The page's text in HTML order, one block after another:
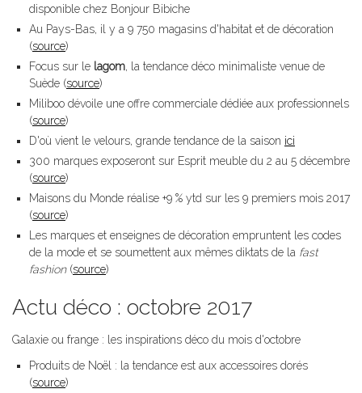
disponible chez Bonjour Bibiche
Au Pays-Bas, il y a 9 750 magasins d'habitat et de décoration
(source)
Focus sur le lagom, la tendance déco minimaliste venue de
Suède (source)
Miliboo dévoile une offre commerciale dédiée aux professionnels
(source)
D'où vient le velours, grande tendance de la saison ici
300 marques exposeront sur Esprit meuble du 2 au 5 décembre
(source)
Maisons du Monde réalise +9 % ytd sur les 9 premiers mois 2017
(source)
Les marques et enseignes de décoration empruntent les codes
de la mode et se soumettent aux mêmes diktats de la fast
fashion(source)
Actu déco : octobre 2017
Galaxie ou frange : les inspirations déco du mois d'octobre
Produits de Noël : la tendance est aux accessoires dorés
(source)